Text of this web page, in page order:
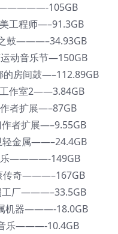
105GB
程师—–91.3GB
鼓———–34.93GB
动音乐节—150GB
房间鼓—–112.89GB
作室2——3.84GB
者扩展—–87GB
者扩展—–9.55GB
金属——–24.4GB
乐————-149GB
传奇———–167GB
厂———–33.5GB
机器———-18.0GB
乐———-10.4GB